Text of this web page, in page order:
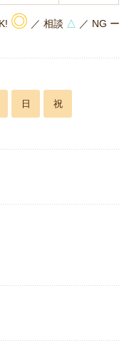
◎ ／ 相談 △ ／ NG ー
日 祝